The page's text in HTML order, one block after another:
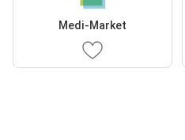
Medi-Market